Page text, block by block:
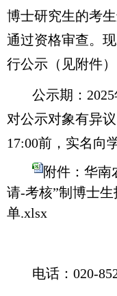
博士研究生的考
通过资格审查。
行公示（见附件）
公示期：
对公示对象有异
17:00前，实名向
附件：华南
请-考核”制博士
单.xlsx
电话： 020-